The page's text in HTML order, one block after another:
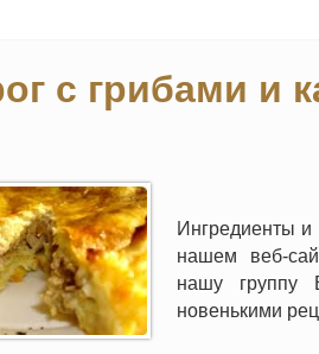
с грибами и
Ингредиенты и
нашем веб-
нашу группу
новенькими